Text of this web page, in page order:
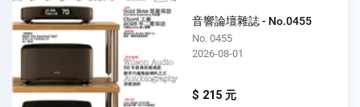
音響論壇雜誌 - No.0455
No. 0455
2026-08-01
$ 215 元